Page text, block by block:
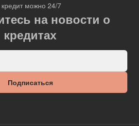
кредит можно 24/7
на новости о
кредитах
Подписаться